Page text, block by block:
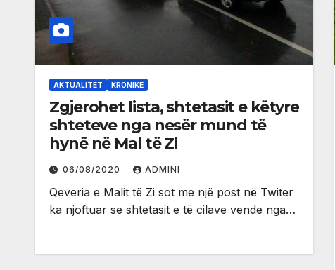
AKTUALITET KRONIKË
Zgjerohet lista, shtetasit e këtyre
shteteve nga nesër mund të
hynë në Mal të Zi
06/08/2020 ADMINI
Qeveria e Malit të Zi sot me një post në Twiter
ka njoftuar se shtetasit e të cilave vende nga…